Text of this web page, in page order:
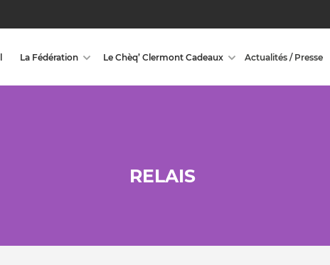
La Fédération Le Chèq’ Clermont Cadeaux Actualités / Presse
RELAIS